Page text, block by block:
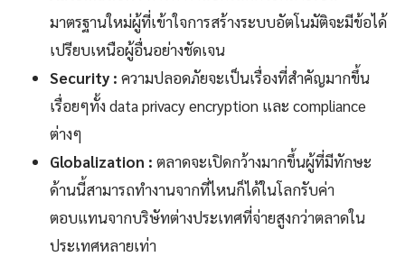
มาตรฐานใหม่ผู้ที่เข้าใจการสร้างระบบอัตโนมัติจะมีข้อได้
เปรียบเหนือผู้อื่นอย่างชัดเจน
Security : ความปลอดภัยจะเป็นเรื่องที่สำคัญมากขึ้น
เรื่อยๆทั้ง data privacy encryption และ compliance
ต่างๆ
Globalization : ตลาดจะเปิดกว้างมากขึ้นผู้ที่มีทักษะ
ด้านนี้สามารถทำงานจากที่ไหนก็ได้ในโลกรับค่า
ตอบแทนจากบริษัทต่างประเทศที่จ่ายสูงกว่าตลาดใน
ประเทศหลายเท่า